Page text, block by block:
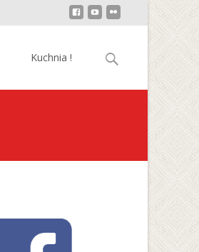
Kuchnia ! Szukaj: